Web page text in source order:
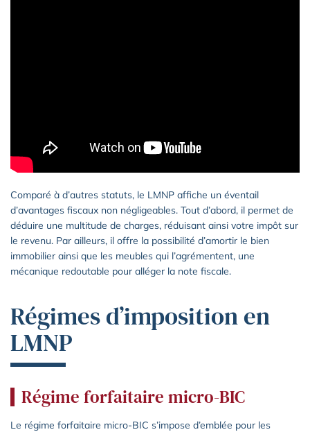
Comparé à d’autres statuts, le LMNP affiche un éventail
d’avantages fiscaux non négligeables. Tout d’abord, il permet de
déduire une multitude de charges, réduisant ainsi votre impôt sur
le revenu. Par ailleurs, il offre la possibilité d’amortir le bien
immobilier ainsi que les meubles qui l’agrémentent, une
mécanique redoutable pour alléger la note fiscale.
Régimes d’imposition en
LMNP
Régime forfaitaire micro-BIC
Le régime forfaitaire micro-BIC s’impose d’emblée pour les